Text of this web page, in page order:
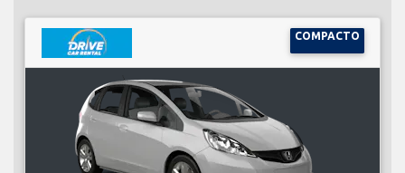
COMPACTO